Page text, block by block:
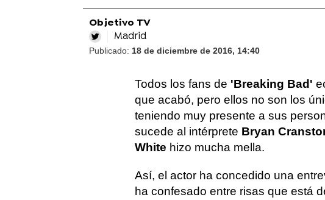
Objetivo TV
Madrid
Publicado: 18 de diciembre de 2016, 14:40
Todos los fans de 'Breaking Bad'
que acabó, pero ellos no son los
teniendo muy presente a sus
sucede al intérprete Bryan
White hizo mucha mella.
Así, el actor ha concedido una
ha confesado entre risas que está